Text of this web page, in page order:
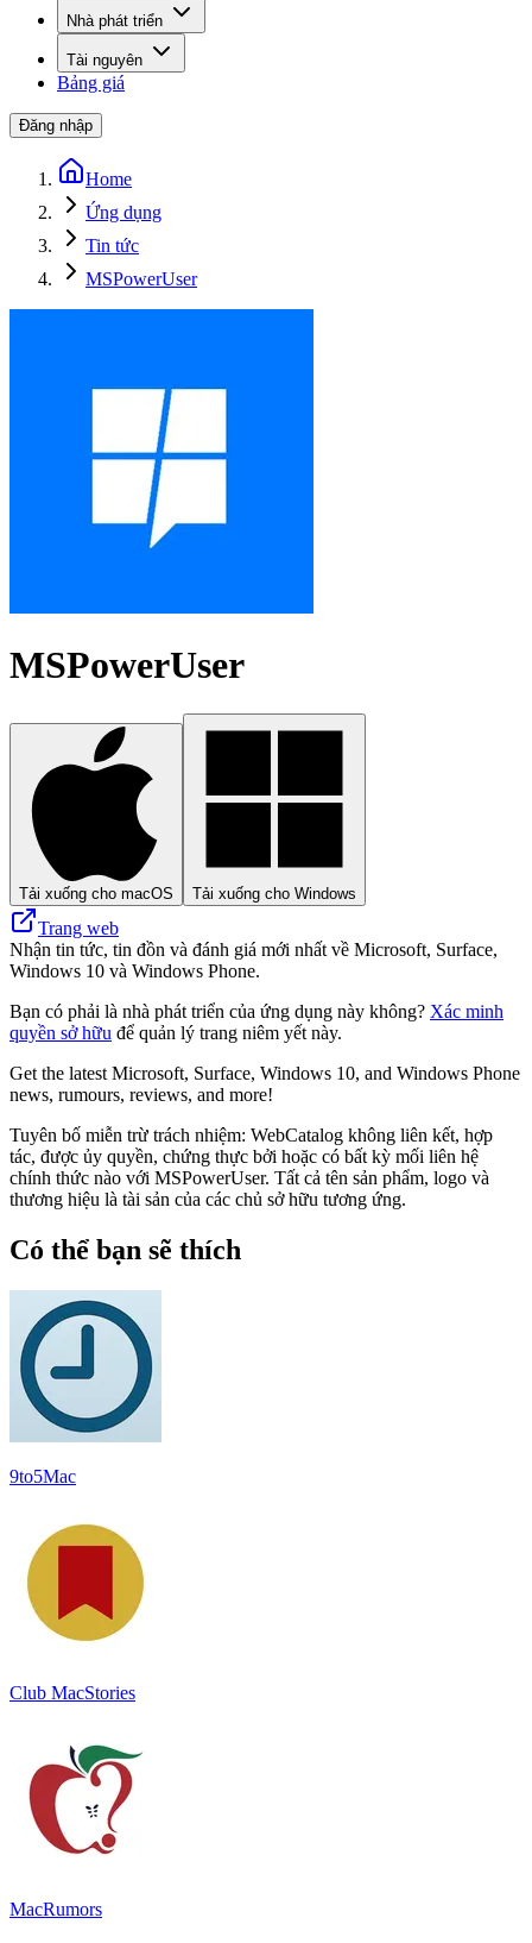
Nhà phát triển
Tài nguyên
Bảng giá
Đăng nhập
Home
Ứng dụng
Tin tức
MSPowerUser
MSPowerUser
Tải xuống cho macOS Tải xuống cho Windows
Trang web
Nhận tin tức, tin đồn và đánh giá mới nhất về Microsoft, Surface,
Windows 10 và Windows Phone.
Bạn có phải là nhà phát triển của ứng dụng này không? Xác minh
quyền sở hữu để quản lý trang niêm yết này.
Get the latest Microsoft, Surface, Windows 10, and Windows Phone
news, rumours, reviews, and more!
Tuyên bố miễn trừ trách nhiệm: WebCatalog không liên kết, hợp
tác, được ủy quyền, chứng thực bởi hoặc có bất kỳ mối liên hệ
chính thức nào với MSPowerUser. Tất cả tên sản phẩm, logo và
thương hiệu là tài sản của các chủ sở hữu tương ứng.
Có thể bạn sẽ thích
9to5Mac
Club MacStories
MacRumors